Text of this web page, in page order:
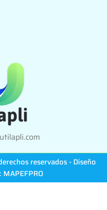
reservados - Diseño
MAPEFPRO